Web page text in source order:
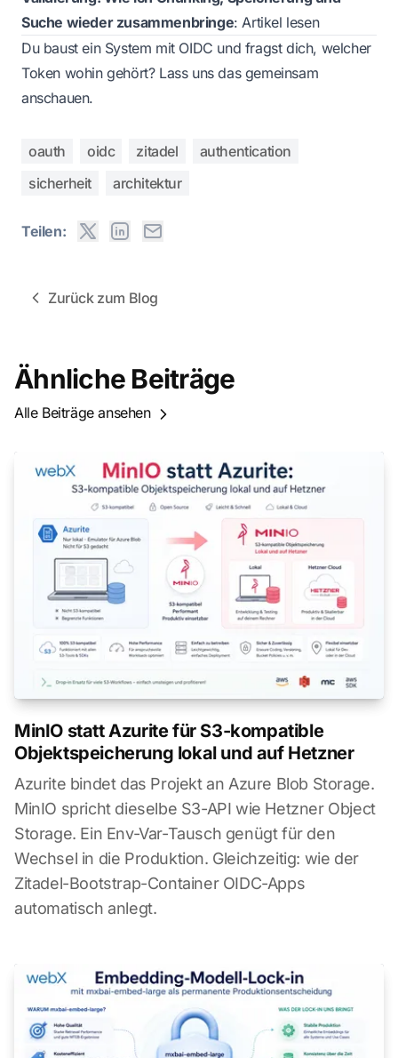
Suche wieder zusammenbringe:Artikel lesen
Du baust ein System mit OIDC und fragst dich, welcher
Token wohin gehört? Lass uns das gemeinsam
anschauen.
oauth oidc zitadel
authentication
sicherheit
architektur
Teilen:
Zurück zum Blog
Ähnliche Beiträge
Alle Beiträge ansehen
MinIO statt Azurite für S3-kompatible
Objektspeicherung lokal und auf Hetzner
Azurite bindet das Projekt an Azure Blob Storage.
MinIO spricht dieselbe S3-API wie Hetzner Object
Storage. Ein Env-Var-Tausch genügt für den
Wechsel in die Produktion. Gleichzeitig: wie der
Zitadel-Bootstrap-Container OIDC-Apps
automatisch anlegt.